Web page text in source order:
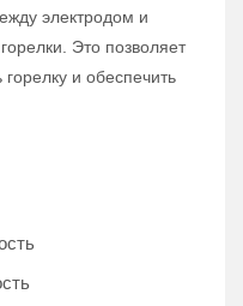
электродом и
Это позволяет
и обеспечить